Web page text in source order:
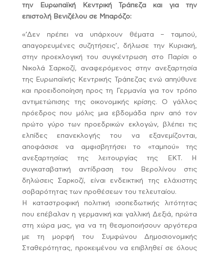
την Ευρωπαϊκή Κεντρική Τράπεζα και για την
επιστολή Βενιζέλου σε Μπαρόζο:
«‘Δεν πρέπει να υπάρχουν θέματα – ταμπού,
απαγορευμένες συζητήσεις’, δήλωσε την Κυριακή,
στην προεκλογική του συγκέντρωση στο Παρίσι ο
Νικολά Σαρκοζί, αναφερόμενος στην ανεξαρτησία
της Ευρωπαϊκής Κεντρικής Τράπεζας ενώ απηύθυνε
και προειδοποίηση προς τη Γερμανία για τον τρόπο
αντιμετώπισης της οικονομικής κρίσης. Ο γάλλος
πρόεδρος που μόλις μια εβδομάδα πριν από τον
πρώτο γύρο των προεδρικών εκλογών, βλέπει τις
ελπίδες επανεκλογής του να εξανεμίζονται,
αποφάσισε να αμφισβητήσει το «ταμπού» της
ανεξαρτησίας της λειτουργίας της ΕΚΤ. Η
συγκαταβατική αντίδραση του Βερολίνου στις
δηλώσεις Σαρκοζί, είναι ενδεικτική της ελάχιστης
σοβαρότητας των προθέσεων του τελευταίου.
Η καταστροφική πολιτική ισοπεδωτικής λιτότητας
που επέβαλαν η γερμανική και γαλλική Δεξιά, πρώτα
στη χώρα μας, για να τη θεσμοποιήσουν αργότερα
με τη μορφή του Συμφώνου Δημοσιονομικής
Σταθερότητας, προκειμένου να επιβληθεί σε όλους